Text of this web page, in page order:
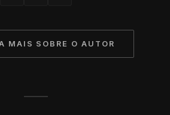
MAIS SOBRE O AUTOR